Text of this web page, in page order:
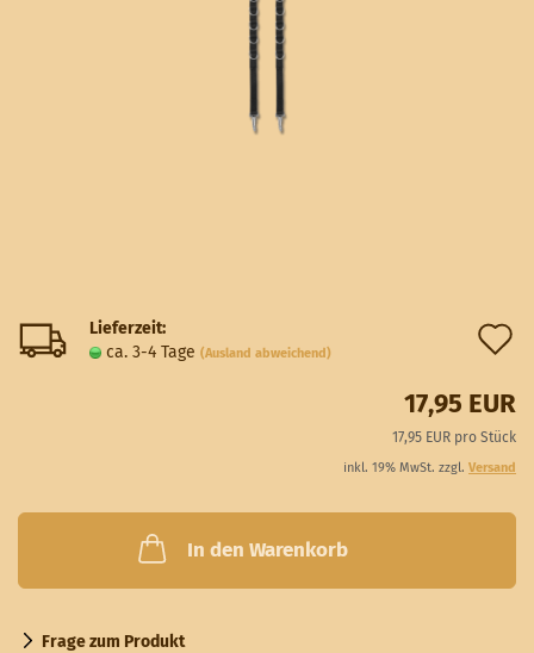
Lieferzeit:
ca. 3-4 Tage (Ausland abweichend)
17,95 EUR
17,95 EUR pro Stück
inkl. 19% MwSt. zzgl. Versand
In den Warenkorb
Frage zum Produkt